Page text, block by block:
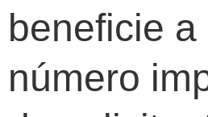
beneficie a
número